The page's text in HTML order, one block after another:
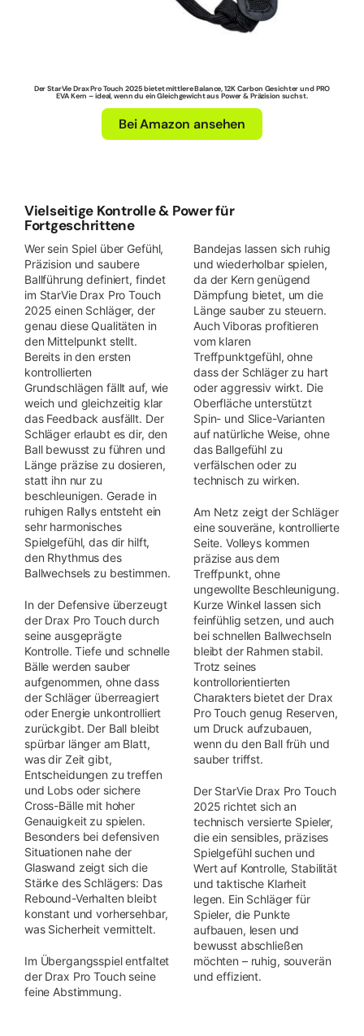
Der StarVie Drax Pro Touch 2025 bietet mittlere Balance, 12K Carbon Gesichter und PRO
EVA Kern – ideal, wenn du ein Gleichgewicht aus Power & Präzision suchst.
Bei Amazon ansehen
Vielseitige Kontrolle & Power für
Fortgeschrittene
Wer sein Spiel über Gefühl,
Präzision und saubere
Ballführung definiert, findet
im StarVie Drax Pro Touch
2025 einen Schläger, der
genau diese Qualitäten in
den Mittelpunkt stellt.
Bereits in den ersten
kontrollierten
Grundschlägen fällt auf, wie
weich und gleichzeitig klar
das Feedback ausfällt. Der
Schläger erlaubt es dir, den
Ball bewusst zu führen und
Länge präzise zu dosieren,
statt ihn nur zu
beschleunigen. Gerade in
ruhigen Rallys entsteht ein
sehr harmonisches
Spielgefühl, das dir hilft,
den Rhythmus des
Ballwechsels zu bestimmen.
In der Defensive überzeugt
der Drax Pro Touch durch
seine ausgeprägte
Kontrolle. Tiefe und schnelle
Bälle werden sauber
aufgenommen, ohne dass
der Schläger überreagiert
oder Energie unkontrolliert
zurückgibt. Der Ball bleibt
spürbar länger am Blatt,
was dir Zeit gibt,
Entscheidungen zu treffen
und Lobs oder sichere
Cross-Bälle mit hoher
Genauigkeit zu spielen.
Besonders bei defensiven
Situationen nahe der
Glaswand zeigt sich die
Stärke des Schlägers: Das
Rebound-Verhalten bleibt
konstant und vorhersehbar,
was Sicherheit vermittelt.
Im Übergangsspiel entfaltet
der Drax Pro Touch seine
feine Abstimmung.
Bandejas lassen sich ruhig
und wiederholbar spielen,
da der Kern genügend
Dämpfung bietet, um die
Länge sauber zu steuern.
Auch Viboras profitieren
vom klaren
Treffpunktgefühl, ohne
dass der Schläger zu hart
oder aggressiv wirkt. Die
Oberfläche unterstützt
Spin- und Slice-Varianten
auf natürliche Weise, ohne
das Ballgefühl zu
verfälschen oder zu
technisch zu wirken.
Am Netz zeigt der Schläger
eine souveräne, kontrollierte
Seite. Volleys kommen
präzise aus dem
Treffpunkt, ohne
ungewollte Beschleunigung.
Kurze Winkel lassen sich
feinfühlig setzen, und auch
bei schnellen Ballwechseln
bleibt der Rahmen stabil.
Trotz seines
kontrollorientierten
Charakters bietet der Drax
Pro Touch genug Reserven,
um Druck aufzubauen,
wenn du den Ball früh und
sauber triffst.
Der StarVie Drax Pro Touch
2025 richtet sich an
technisch versierte Spieler,
die ein sensibles, präzises
Spielgefühl suchen und
Wert auf Kontrolle, Stabilität
und taktische Klarheit
legen. Ein Schläger für
Spieler, die Punkte
aufbauen, lesen und
bewusst abschließen
möchten – ruhig, souverän
und effizient.